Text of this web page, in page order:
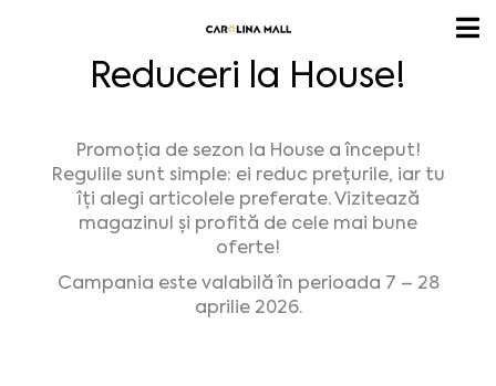
Reduceri la House!
Promoția de sezon la House a început!
Regulile sunt simple: ei reduc prețurile, iar tu
îți alegi articolele preferate. Vizitează
magazinul și profită de cele mai bune
oferte!
Campania este valabilă în perioada 7 – 28
aprilie 2026.